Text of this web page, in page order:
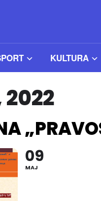
KULTURA
09
MAJ